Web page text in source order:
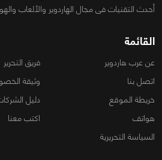
أحدث التقنيات فى مجال الهاردوير والألعاب
القائمة
عن عرب هاردوير
فريق التحرير
اتصل بنا
وثيقة
خريطة الموقع
دليل
هواتف
اكتب معنا
السياسة التحريرية